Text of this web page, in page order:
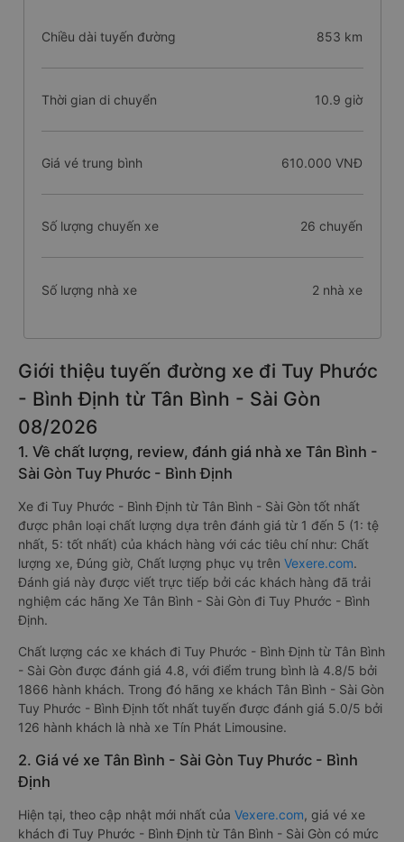
Chiều dài tuyến đường 853 km
Thời gian di chuyển 10.9 giờ
Giá vé trung bình 610.000 VNĐ
Số lượng chuyến xe 26 chuyến
Số lượng nhà xe 2 nhà xe
Giới thiệu tuyến đường xe đi Tuy Phước
- Bình Định từ Tân Bình - Sài Gòn
08/2026
1. Về chất lượng, review, đánh giá nhà xe Tân Bình -
Sài Gòn Tuy Phước - Bình Định
Xe đi Tuy Phước - Bình Định từ Tân Bình - Sài Gòn tốt nhất
được phân loại chất lượng dựa trên đánh giá từ 1 đến 5 (1: tệ
nhất, 5: tốt nhất) của khách hàng với các tiêu chí như: Chất
lượng xe, Đúng giờ, Chất lượng phục vụ trên Vexere.com.
Đánh giá này được viết trực tiếp bởi các khách hàng đã trải
nghiệm các hãng Xe Tân Bình - Sài Gòn đi Tuy Phước - Bình
Định.
Chất lượng các xe khách đi Tuy Phước - Bình Định từ Tân Bình
- Sài Gòn được đánh giá 4.8, với điểm trung bình là 4.8/5 bởi
1866 hành khách. Trong đó hãng xe khách Tân Bình - Sài Gòn
Tuy Phước - Bình Định tốt nhất tuyến được đánh giá 5.0/5 bởi
126 hành khách là nhà xe Tín Phát Limousine.
2. Giá vé xe Tân Bình - Sài Gòn Tuy Phước - Bình
Định
Hiện tại, theo cập nhật mới nhất của Vexere.com, giá vé xe
khách đi Tuy Phước - Bình Định từ Tân Bình - Sài Gòn có mức